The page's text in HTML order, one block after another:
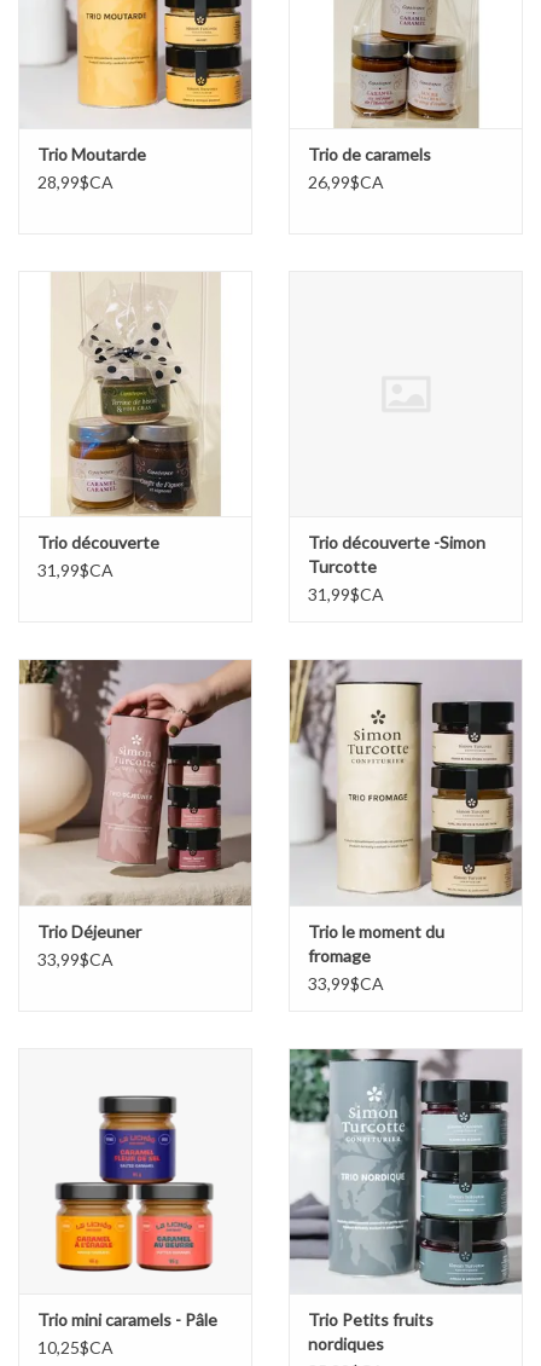
Trio Moutarde
28,99$CA
Trio de caramels
26,99$CA
Trio découverte
31,99$CA
Trio découverte -Simon
Turcotte
31,99$CA
Trio Déjeuner
33,99$CA
Trio le moment du
fromage
33,99$CA
Trio mini caramels - Pâle
10,25$CA
Trio Petits fruits
nordiques